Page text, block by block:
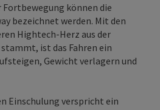
Fortbewegung können die
bezeichnet werden. Mit den
Hightech-Herz aus der
ist das Fahren ein
Gewicht verlagern und
Einschulung verspricht ein